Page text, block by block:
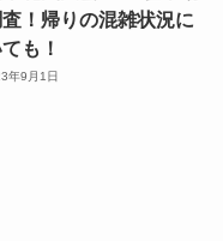
！帰りの混雑状況に
も！
年9月1日